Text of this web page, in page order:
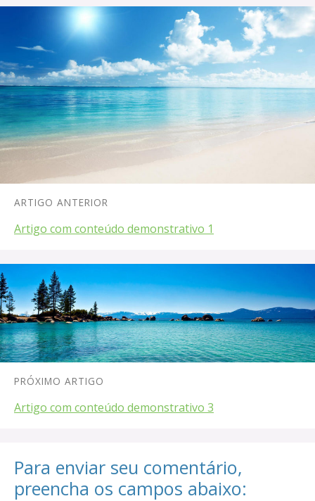
ARTIGO ANTERIOR
Artigo com conteúdo demonstrativo 1
PRÓXIMO ARTIGO
Artigo com conteúdo demonstrativo 3
Para enviar seu comentário,
preencha os campos abaixo: